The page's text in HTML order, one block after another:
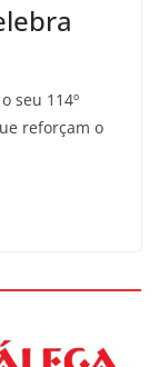
seu 114º
reforçam o